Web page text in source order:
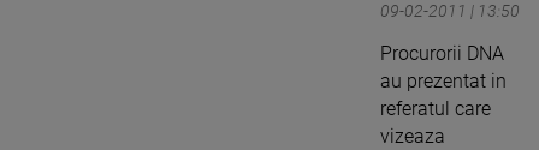
09-02-2011 | 13:50
Procurorii DNA
au prezentat in
referatul care
vizeaza